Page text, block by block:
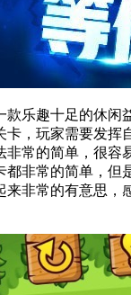
款乐趣十足的休闲
卡，玩家需要发挥
非常的简单，很容
都非常的简单，但
来非常的有意思，